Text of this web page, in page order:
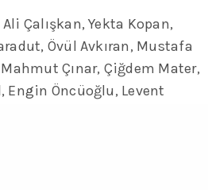
Çalışkan, Yekta Kopan,
Övül Avkıran, Mustafa
Mahmut Çınar, Çiğdem Mater,
Engin Öncüoğlu, Levent